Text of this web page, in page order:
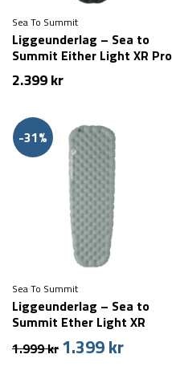
Sea To Summit
Liggeunderlag – Sea to
Summit Either Light XR Pro
Insulated ASC Mat – Large
2.399kr
-31%
Sea To Summit
Liggeunderlag – Sea to
Summit Ether Light XR
Insulated ASC Mat – Large
1.999kr Den
1.399krDen